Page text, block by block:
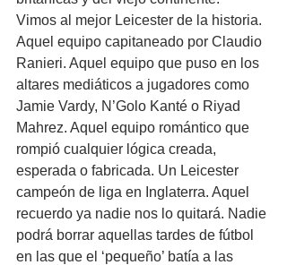
Vimos al mejor Leicester de la historia.
Aquel equipo capitaneado por Claudio
Ranieri. Aquel equipo que puso en los
altares mediáticos a jugadores como
Jamie Vardy, N’Golo Kanté o Riyad
Mahrez. Aquel equipo romántico que
rompió cualquier lógica creada,
esperada o fabricada. Un Leicester
campeón de liga en Inglaterra. Aquel
recuerdo ya nadie nos lo quitará. Nadie
podrá borrar aquellas tardes de fútbol
en las que el ‘pequeño’ batía a las